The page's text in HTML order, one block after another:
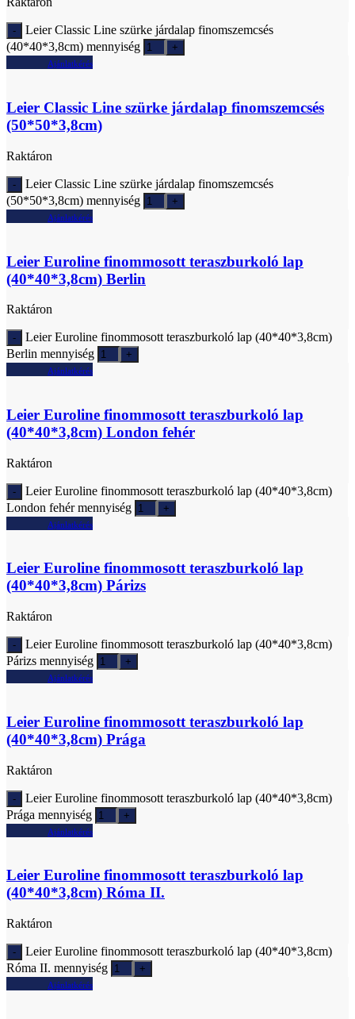
Leier Classic Line szürke járdalap finomszemcsés
(40*40*3,8cm) mennyiség
Ajánlatkérés
Leier Classic Line szürke járdalap finomszemcsés
(50*50*3,8cm)
Raktáron
Leier Classic Line szürke járdalap finomszemcsés
(50*50*3,8cm) mennyiség
Ajánlatkérés
Leier Euroline finommosott teraszburkoló lap
(40*40*3,8cm) Berlin
Raktáron
Leier Euroline finommosott teraszburkoló lap (40*40*3,8cm)
Berlin mennyiség
Ajánlatkérés
Leier Euroline finommosott teraszburkoló lap
(40*40*3,8cm) London fehér
Raktáron
Leier Euroline finommosott teraszburkoló lap (40*40*3,8cm)
London fehér mennyiség
Ajánlatkérés
Leier Euroline finommosott teraszburkoló lap
(40*40*3,8cm) Párizs
Raktáron
Leier Euroline finommosott teraszburkoló lap (40*40*3,8cm)
Párizs mennyiség
Ajánlatkérés
Leier Euroline finommosott teraszburkoló lap
(40*40*3,8cm) Prága
Raktáron
Leier Euroline finommosott teraszburkoló lap (40*40*3,8cm)
Prága mennyiség
Ajánlatkérés
Leier Euroline finommosott teraszburkoló lap
(40*40*3,8cm) Róma II.
Raktáron
Leier Euroline finommosott teraszburkoló lap (40*40*3,8cm)
Róma II. mennyiség
Ajánlatkérés